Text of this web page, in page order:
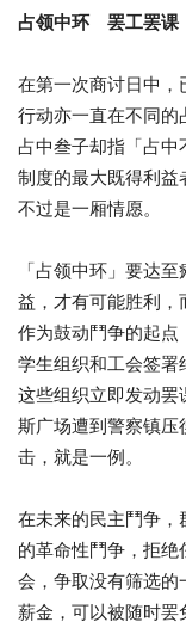
占领中环 罢工罢课
在第一次商讨日中，
行动亦一直在不同的
占中叁子却指「占中
制度的最大既得利益
不过是一厢情愿。
「占领中环」要达
益，才有可能胜利
作为鼓动鬥争的起
学生组织和工会签署
这些组织立即发动
斯广场遭到警察镇
击，就是一例。
在未来的民主鬥争
的革命性鬥争，拒
会，争取没有筛选的
薪金，可以被随时罢